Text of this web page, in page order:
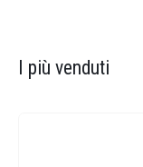
I più venduti